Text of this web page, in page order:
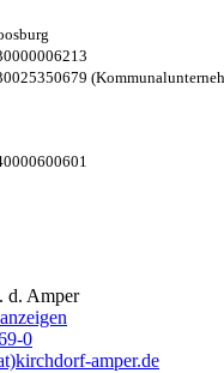
d. Amper
0
amper.de